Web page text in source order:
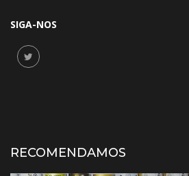
SIGA-NOS
RECOMENDAMOS